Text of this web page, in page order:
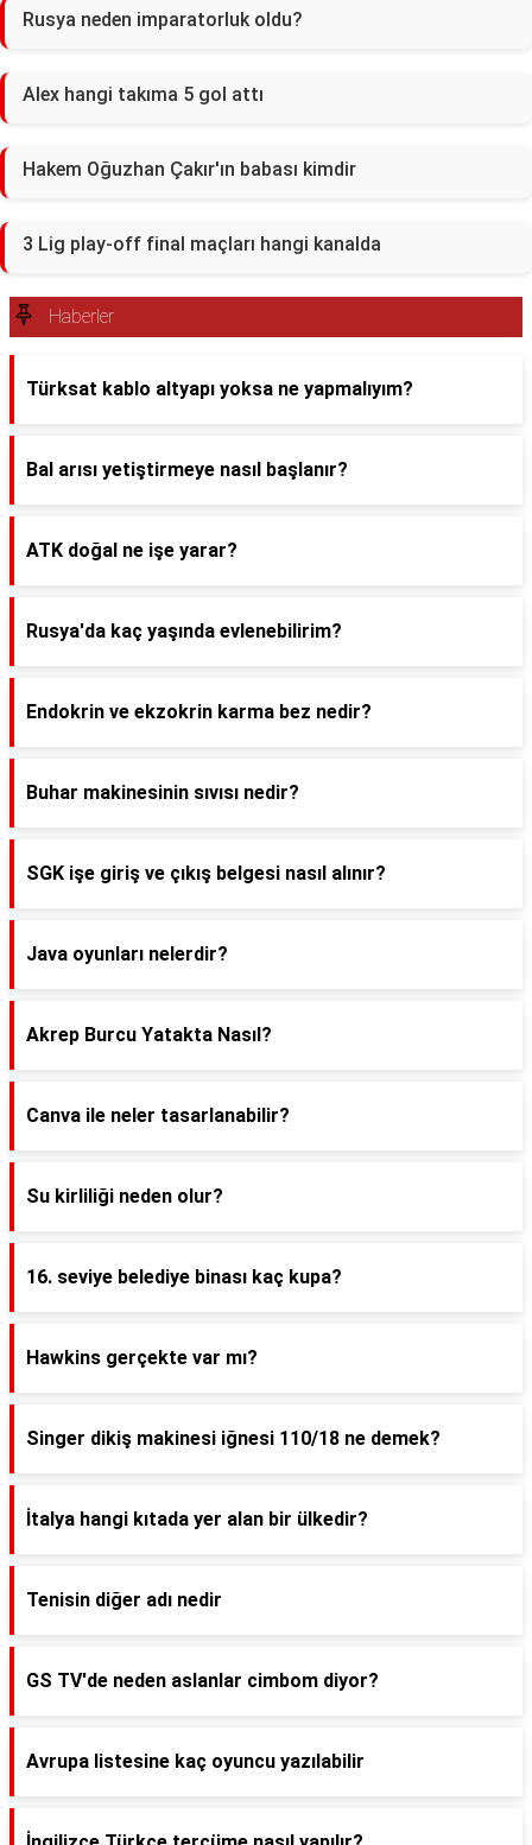
Rusya neden imparatorluk oldu?
Alex hangi takıma 5 gol attı
Hakem Oğuzhan Çakır'ın babası kimdir
3 Lig play-off final maçları hangi kanalda
Haberler
Türksat kablo altyapı yoksa ne yapmalıyım?
Bal arısı yetiştirmeye nasıl başlanır?
ATK doğal ne işe yarar?
Rusya'da kaç yaşında evlenebilirim?
Endokrin ve ekzokrin karma bez nedir?
Buhar makinesinin sıvısı nedir?
SGK işe giriş ve çıkış belgesi nasıl alınır?
Java oyunları nelerdir?
Akrep Burcu Yatakta Nasıl?
Canva ile neler tasarlanabilir?
Su kirliliği neden olur?
16. seviye belediye binası kaç kupa?
Hawkins gerçekte var mı?
Singer dikiş makinesi iğnesi 110/18 ne demek?
İtalya hangi kıtada yer alan bir ülkedir?
Tenisin diğer adı nedir
GS TV'de neden aslanlar cimbom diyor?
Avrupa listesine kaç oyuncu yazılabilir